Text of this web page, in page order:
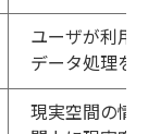
ユーザが利用
データ処理を
現実空間の情